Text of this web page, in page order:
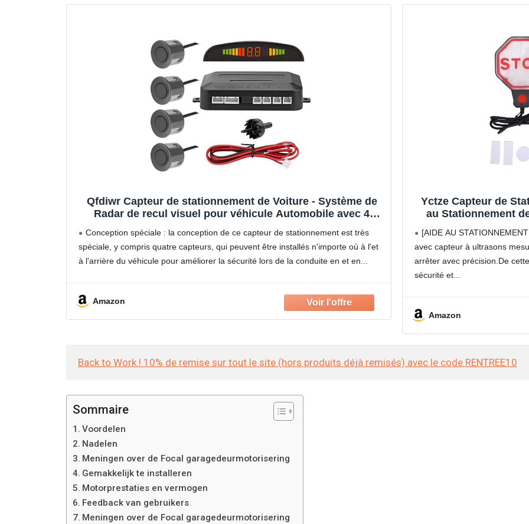
Qfdiwr Capteur de stationnement de Voiture - Système de
Radar de recul visuel pour véhicule Automobile avec 4
Affichage de la Distance
Conception spéciale : la conception de ce capteur de stationnement est très
spéciale, y compris quatre capteurs, qui peuvent être installés n'importe où à l'et
à l'arrière du véhicule pour améliorer la sécurité lors de la conduite en et en
Amazon
Yctze Capteur de
au Stationnement
Ultrasons,
[AIDE AU
avec capteur à ultrasons
arrêter avec précision.De
sécurité et
Amazon
Back to Work ! 10% de remise sur tout le site (hors produits déjà remisés) avec le code RENTREE10
Sommaire
Voordelen
Nadelen
Meningen over de Focal garagedeurmotorisering
Gemakkelijk te installeren
Motorprestaties en vermogen
Feedback van gebruikers
Meningen over de Focal garagedeurmotorisering